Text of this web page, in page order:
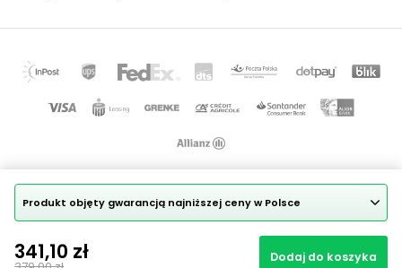
tapicerowane
Cechy dodatkowe krzesła: obrotowe
Produkt objęty gwarancją najniższej ceny w Polsce
341,10 zł Dodaj do koszyka
Copyright © 2025
Realizacja projektu: Igor Chudy